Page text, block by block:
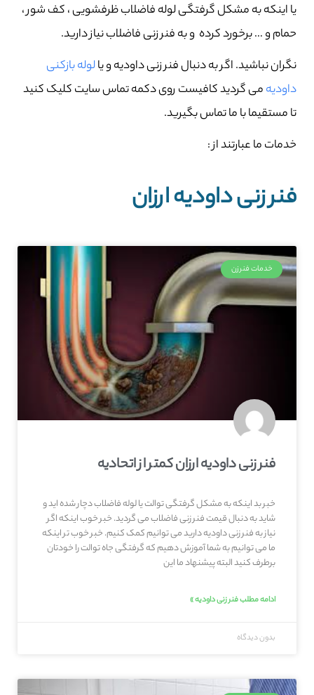
یا اینکه به مشکل گرفتگی لوله فاضلاب ظرفشویی ، کف شور ،
حمام و … برخورد کرده و به فنر زنی فاضلاب نیاز دارید.
نگران نباشید. اگر به دنبال فنر زنی داودیه و یالوله بازکنی
داودیهمی گردید کافیست روی دکمه تماس سایت کلیک کنید
تا مستقیما با ما تماس بگیرید.
خدمات ما عبارتند از :
فنر زنی داودیه ارزان
خدمات فنرزن
فنر زنی داودیه ارزان کمتر از اتحادیه
خبر بد اینکه به مشکل گرفتگی توالت یا لوله فاضلاب دچار شده اید و
شاید به دنبال قیمت فنر زنی فاضلاب می گردید. خبر خوب اینکه اگر
نیاز به فنر زنی داودیه دارید می توانیم کمک کنیم. خبر خوب تر اینکه
ما می توانیم به شما آموزش دهیم که گرفتگی جاه توالت را خودتان
برطرف کنید البته پیشنهاد ما این
ادامه مطلب فنر زنی داودیه »
بدون دیدگاه